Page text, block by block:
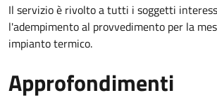
Il servizio è rivolto a tutti i soggetti
l'adempimento al provvedimento per la
impianto termico.
Approfondimenti